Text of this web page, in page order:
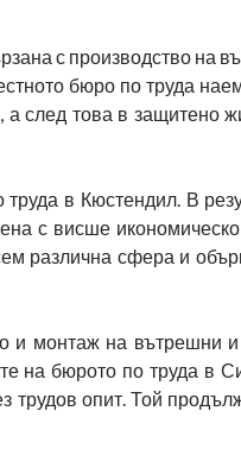
с производство на
бюро по труда
а след това в защитено
в Кюстендил. В
с висше
различна сфера и
и монтаж на вътрешни
на бюрото по труда в
опит. Той